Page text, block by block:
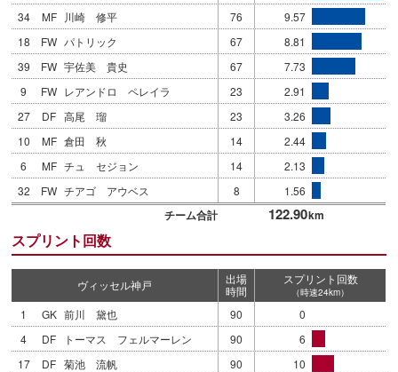
34
MF 川崎 修平 76
9.57
18
FW パトリック 67
8.81
39
FW 宇佐美 貴史 67
7.73
9
FW レアンドロ ペレイラ 23
2.91
27
DF 高尾 瑠 23
3.26
10
MF 倉田 秋 14
2.44
6
MF チュ セジョン 14
2.13
32
FW チアゴ アウベス 8 1.56
チーム合計 122.90km
スプリント回数
ヴィッセル神戸
出場
時間
スプリント回数
（時速24km）
1 GK 前川 黛也 90
0
4
DF トーマス フェルマーレン 90
6
17
DF 菊池 流帆 90
10